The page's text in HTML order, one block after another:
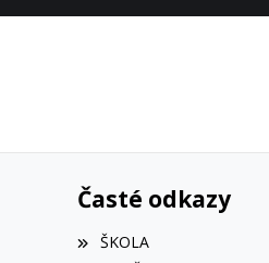
Časté odkazy
ŠKOLA